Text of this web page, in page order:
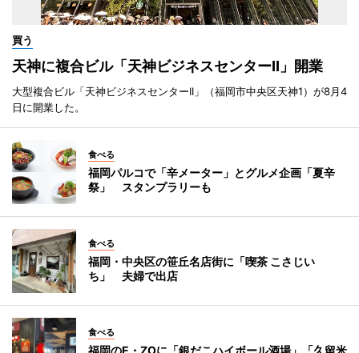
買う
天神に複合ビル「天神ビジネスセンターII」開業
大型複合ビル「天神ビジネスセンターII」（福岡市中央区天神1）が8月4
日に開業した。
食べる
福岡パルコで「辛メーター」とグルメ企画「夏辛
祭」 スタンプラリーも
食べる
福岡・中央区の笹丘名店街に「喫茶 こさじい
ち」 夫婦で出店
食べる
福岡のE・ZOに「銀だこハイボール酒場」「久留米